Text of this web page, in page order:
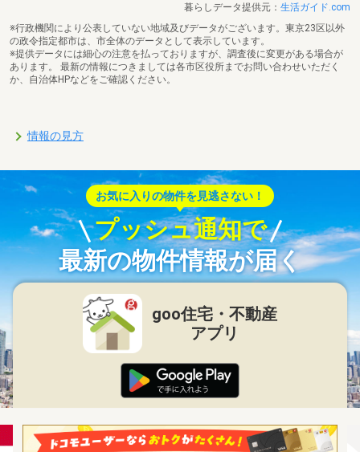
暮らしデータ提供元： 生活ガイド.com
※行政機関により公表していない地域及びデータがございます。東京23区以外
の政令指定都市は、市全体のデータとして表示しています。
※提供データには細心の注意を払っておりますが、調査後に変更がある場合が
あります。 最新の情報につきましては各市区役所までお問い合わせいただく
か、自治体HPなどをご確認ください。
情報の見方
お気に入りの物件を見逃さない！
プッシュ通知で
最新の物件情報が届く
goo住宅・不動産
アプリ